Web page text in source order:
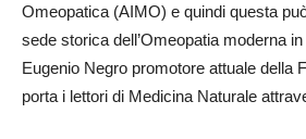
Omeopatica (AIMO) e quindi questa
sede storica dell’Omeopatia moderna
Eugenio Negro promotore attuale della
porta i lettori di Medicina Naturale